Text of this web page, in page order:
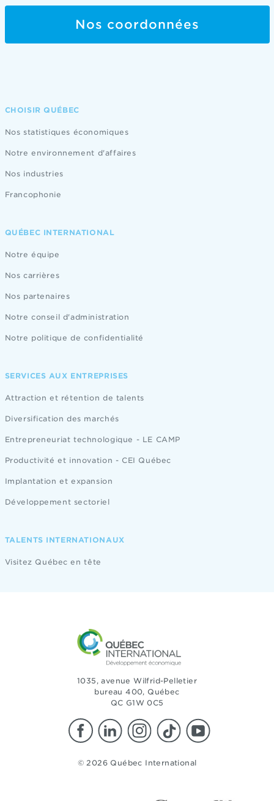
Nos coordonnées
CHOISIR QUÉBEC
Nos statistiques économiques
Notre environnement d'affaires
Nos industries
Francophonie
QUÉBEC INTERNATIONAL
Notre équipe
Nos carrières
Nos partenaires
Notre conseil d'administration
Notre politique de confidentialité
SERVICES AUX ENTREPRISES
Attraction et rétention de talents
Diversification des marchés
Entrepreneuriat technologique - LE CAMP
Productivité et innovation - CEI Québec
Implantation et expansion
Développement sectoriel
TALENTS INTERNATIONAUX
Visitez Québec en tête
1035, avenue Wilfrid-Pelletier
bureau 400, Québec
QC G1W 0C5
© 2026 Québec International